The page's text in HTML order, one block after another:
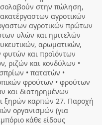
στην πώληση,
ακατέργαστων αγροτικών
αγροτικών πρώτων
υλών και ημιτελών
αρωματικών,
φυτών και προϊόντων
ριζών και κονδύλων •
• πατατών •
φρούτων • φρούτων
και διατηρημένων
ξηρών καρπών 27. Παροχή
οργανισμών (για
κάθε είδους